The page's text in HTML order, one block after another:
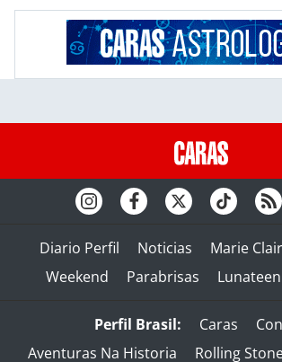
Diario Perfil Noticias Marie
Weekend
Parabrisas Lunateen
Perfil Brasil: Caras
Aventuras Na Historia
Rolling